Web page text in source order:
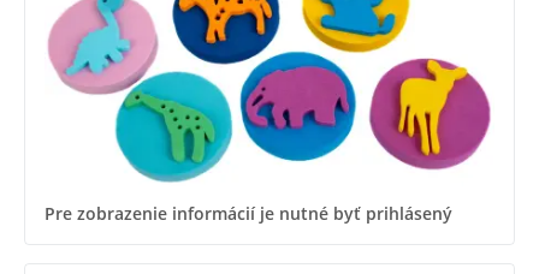
Pre zobrazenie informácií je nutné byť prihlásený